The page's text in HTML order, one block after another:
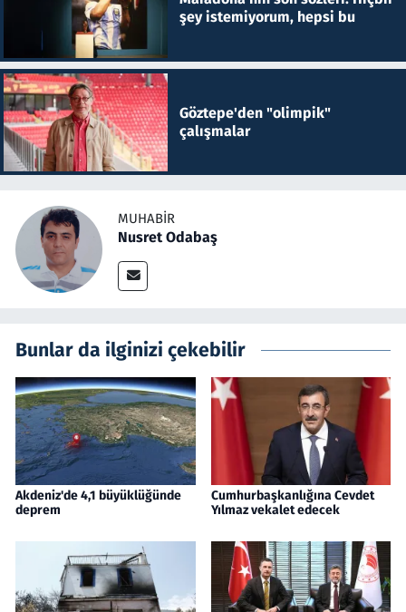
şey istemiyorum, hepsi bu
Göztepe'den "olimpik"
çalışmalar
MUHABIR
Nusret Odabaş
Bunlar da ilginizi çekebilir
Akdeniz'de 4,1 büyüklüğünde
deprem
Cumhurbaşkanlığına Cevdet
Yılmaz vekalet edecek